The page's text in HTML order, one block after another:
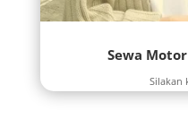
Sewa
Silakan